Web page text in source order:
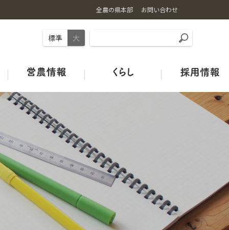
全農の県本部 お問い合わせ
標準 大
事業内容
オフィシャルSNSのご紹介
お米の基礎知識
広島の酒米
特別栽培米ガイドライン
お米の宅配便
【お米の通販はこちらから】
ギュギュ～と広島和牛
鶏卵
HACCP取組状況
旬のカレンダー
青果市場カレンダー
店舗情報
みのりみのるプロジェクト
土づくり
ＪＡグリーン店舗
中古農機マッチングシステムRe:Boonリブーン
ＪＡタウン
ＪＡクミアイプロパン